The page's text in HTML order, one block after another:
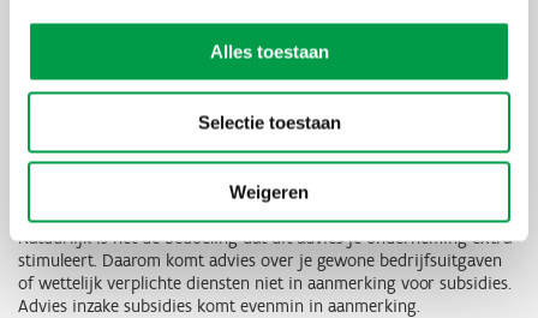
Alles toestaan
Selectie toestaan
Weigeren
Wat: schriftelijke raadgevingen –bedoeld om de werking van je
onderneming te verbeteren.
Waar: bij een geregistreerde dienstverlener.
Inhoud: gericht op de kernprocessen van de onderneming.
Doel: de raadgevingen stellen je in staat om correcte en
fundamenteel onderbouwde beslissingen te nemen voor je
Natuurlijk is het de bedoeling dat dit advies je onderneming extra
stimuleert. Daarom komt advies over je gewone bedrijfsuitgaven
of wettelijk verplichte diensten niet in aanmerking voor subsidies.
Advies inzake subsidies komt evenmin in aanmerking.